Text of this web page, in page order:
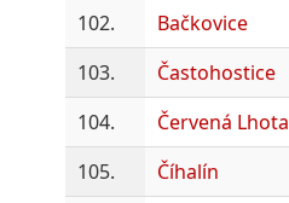
102.
Bačkovice
103.
Častohostice
104.
Červená Lhota
105.
Číhalín